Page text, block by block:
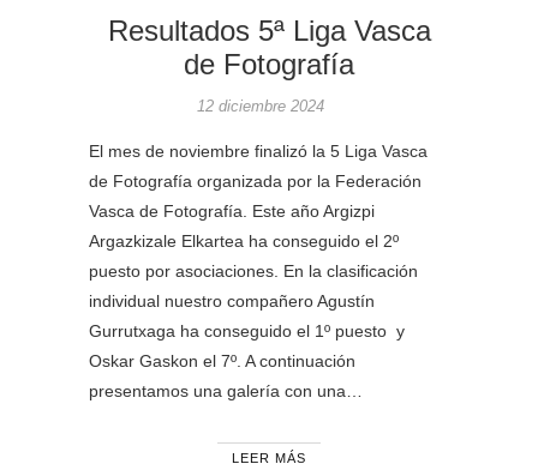
Resultados 5ª Liga Vasca
de Fotografía
12 diciembre 2024
El mes de noviembre finalizó la 5 Liga Vasca
de Fotografía organizada por la Federación
Vasca de Fotografía. Este año Argizpi
Argazkizale Elkartea ha conseguido el 2º
puesto por asociaciones. En la clasificación
individual nuestro compañero Agustín
Gurrutxaga ha conseguido el 1º puesto y
Oskar Gaskon el 7º. A continuación
presentamos una galería con una…
LEER MÁS